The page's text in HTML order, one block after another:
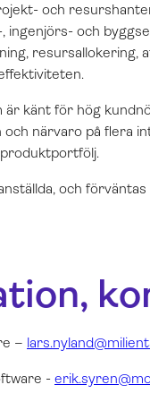
och
och
resursallokering,
känt för hög
närvaro på flera
och
–
-